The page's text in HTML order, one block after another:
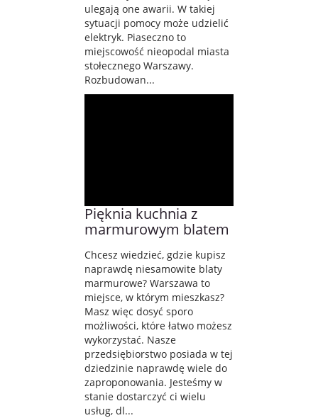
ulegają one awarii. W takiej
sytuacji pomocy może udzielić
elektryk. Piaseczno to
miejscowość nieopodal miasta
stołecznego Warszawy.
Rozbudowan...
Pięknia kuchnia z
marmurowym blatem
Chcesz wiedzieć, gdzie kupisz
naprawdę niesamowite blaty
marmurowe? Warszawa to
miejsce, w którym mieszkasz?
Masz więc dosyć sporo
możliwości, które łatwo możesz
wykorzystać. Nasze
przedsiębiorstwo posiada w tej
dziedzinie naprawdę wiele do
zaproponowania. Jesteśmy w
stanie dostarczyć ci wielu
usług, dl...